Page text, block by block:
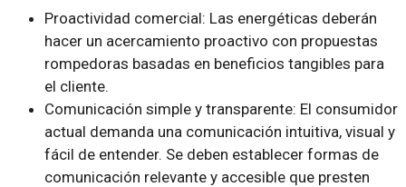
Proactividad comercial: Las energéticas deberán
hacer un acercamiento proactivo con propuestas
rompedoras basadas en beneficios tangibles para
el cliente.
Comunicación simple y transparente: El consumidor
actual demanda una comunicación intuitiva, visual y
fácil de entender. Se deben establecer formas de
comunicación relevante y accesible que presten